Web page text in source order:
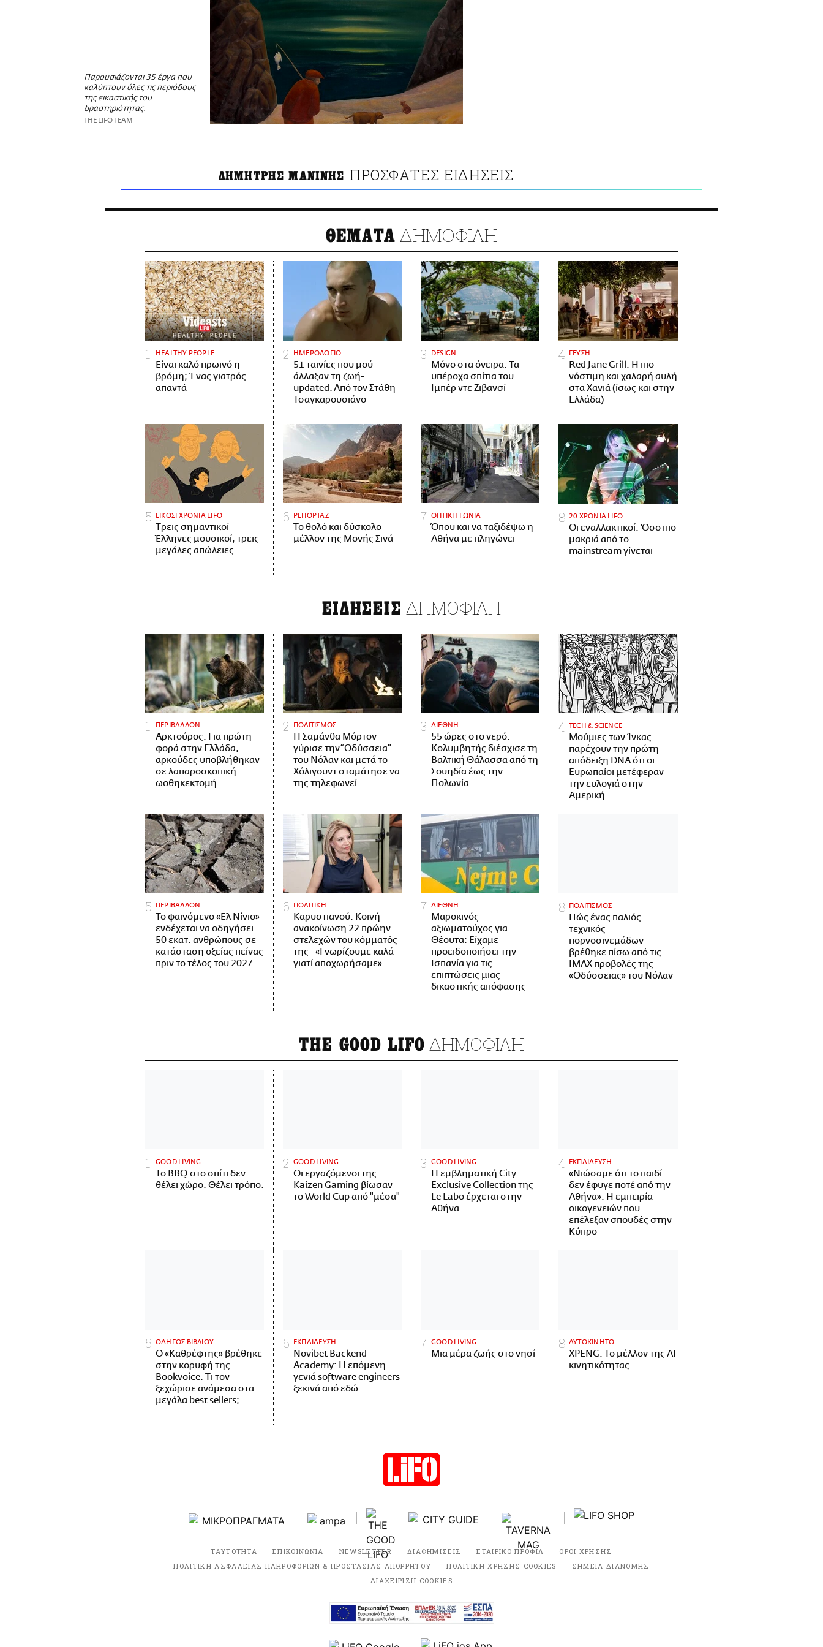
Παρουσιάζονται 35 έργα που
καλύπτουν όλες τις περιόδους
της εικαστικής του
δραστηριότητας.
THE LIFO TEAM
ΔΗΜΗΤΡΗΣ ΜΑΝΙΝΗΣ ΠΡΟΣΦΑΤΕΣ ΕΙΔΗΣΕΙΣ
ΘΕΜΑΤΑ ΔΗΜΟΦΙΛΗ
HEALTHY PEOPLE
Είναι καλό πρωινό η
βρόμη; Ένας γιατρός
απαντά
ΗΜΕΡΟΛΟΓΙΟ
51 ταινίες που μού
άλλαξαν τη ζωή-
updated. Aπό τον Στάθη
Τσαγκαρουσιάνο
DESIGN
Μόνο στα όνειρα: Τα
υπέροχα σπίτια του
Ιμπέρ ντε Ζιβανσί
ΓΕΥΣΗ
Red Jane Grill: Η πιο
νόστιμη και χαλαρή αυλή
στα Χανιά (ίσως και στην
Ελλάδα)
ΕΙΚΟΣΙ ΧΡΟΝΙΑ LIFO
Tρεις σημαντικοί
Έλληνες μουσικοί, τρεις
μεγάλες απώλειες
ΡΕΠΟΡΤΑΖ
Το θολό και δύσκολο
μέλλον της Μονής Σινά
ΟΠΤΙΚΗ ΓΩΝΙΑ
Όπου και να ταξιδέψω η
Αθήνα με πληγώνει
20 ΧΡΟΝΙΑ LIFO
Οι εναλλακτικοί: Όσο πιο
μακριά από το
mainstream γίνεται
ΕΙΔΗΣΕΙΣ ΔΗΜΟΦΙΛΗ
ΠΕΡΙΒΑΛΛΟΝ
Αρκτούρος: Για πρώτη
φορά στην Ελλάδα,
αρκούδες υποβλήθηκαν
σε λαπαροσκοπική
ωοθηκεκτομή
ΠΟΛΙΤΙΣΜΟΣ
Η Σαμάνθα Μόρτον
γύρισε την “Οδύσσεια”
του Νόλαν και μετά το
Χόλιγουντ σταμάτησε να
της τηλεφωνεί
ΔΙΕΘΝΗ
55 ώρες στο νερό:
Κολυμβητής διέσχισε τη
Βαλτική Θάλασσα από τη
Σουηδία έως την
Πολωνία
ΤECH & SCIENCE
Μούμιες των Ίνκας
παρέχουν την πρώτη
απόδειξη DNA ότι οι
Ευρωπαίοι μετέφεραν
την ευλογιά στην
Αμερική
ΠΕΡΙΒΑΛΛΟΝ
Το φαινόμενο «Ελ Νίνιο»
ενδέχεται να οδηγήσει
50 εκατ. ανθρώπους σε
κατάσταση οξείας πείνας
πριν το τέλος του 2027
ΠΟΛΙΤΙΚΗ
Καρυστιανού: Κοινή
ανακοίνωση 22 πρώην
στελεχών του κόμματός
της - «Γνωρίζουμε καλά
γιατί αποχωρήσαμε»
ΔΙΕΘΝΗ
Μαροκινός
αξιωματούχος για
Θέουτα: Είχαμε
προειδοποιήσει την
Ισπανία για τις
επιπτώσεις μιας
δικαστικής απόφασης
ΠΟΛΙΤΙΣΜΟΣ
Πώς ένας παλιός
τεχνικός
πορνοσινεμάδων
βρέθηκε πίσω από τις
IMAX προβολές της
«Οδύσσειας» του Νόλαν
THE GOOD LIFO ΔΗΜΟΦΙΛΗ
GOOD LIVING
Το BBQ στο σπίτι δεν
θέλει χώρο. Θέλει τρόπο.
GOOD LIVING
Οι εργαζόμενοι της
Kaizen Gaming βίωσαν
το World Cup από "μέσα"
GOOD LIVING
Η εμβληματική City
Exclusive Collection της
Le Labo έρχεται στην
Αθήνα
ΕΚΠΑΙΔΕΥΣΗ
«Νιώσαμε ότι το παιδί
δεν έφυγε ποτέ από την
Αθήνα»: Η εμπειρία
οικογενειών που
επέλεξαν σπουδές στην
Κύπρο
ΟΔΗΓΟΣ ΒΙΒΛΙΟΥ
Ο «Καθρέφτης» βρέθηκε
στην κορυφή της
Bookvoice. Τι τον
ξεχώρισε ανάμεσα στα
μεγάλα best sellers;
ΕΚΠΑΙΔΕΥΣΗ
Novibet Backend
Academy: Η επόμενη
γενιά software engineers
ξεκινά από εδώ
GOOD LIVING
Μια μέρα ζωής στο νησί
ΑΥΤΟΚΙΝΗΤΟ
XPENG: Το μέλλον της AI
κινητικότητας
ΤΑΥΤΟΤΗΤΑ ΕΠΙΚΟΙΝΩΝΙΑ NEWSLETTER ΔΙΑΦΗΜΙΣΕΙΣ ΕΤΑΙΡΙΚΟ ΠΡΟΦΙΛ
ΟΡΟΙ ΧΡΗΣΗΣ
ΠΟΛΙΤΙΚΗ ΑΣΦΑΛΕΙΑΣ ΠΛΗΡΟΦΟΡΙΩΝ & ΠΡΟΣΤΑΣΙΑΣ ΑΠΟΡΡΗΤΟΥ
ΠΟΛΙΤΙΚΗ ΧΡΗΣΗΣ COOKIES
ΣΗΜΕΙΑ ΔΙΑΝΟΜΗΣ
ΔΙΑΧΕΙΡΙΣΗ COOKIES